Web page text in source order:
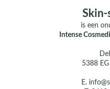
Skin-
is een
Intense
5388
E.